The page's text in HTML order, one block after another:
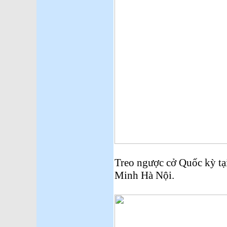
Treo ngược cở Quốc kỳ
Minh Hà Nội.